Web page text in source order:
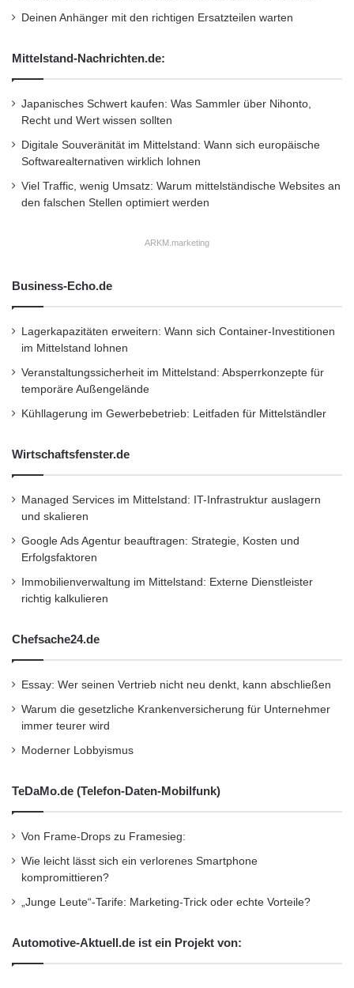
Sprache kommt.
Dass neben aller Business-Professionalität
zeigten sowohl diverse Fachpresse-
Konferenzen, das Aussteller-Forum (1.180
Besucher!) und besonders die erstmalige
Verleihung des handling Award in drei
anspruchsvollen Aufgabe gerecht werden, aus
90 Bewerbungen von 85 einreichenden
Unternehmen die preiswürdigen Produkte
auszuwählen. In der Kategorie I „Innovative
Rau Ortner GmbH, gomtec GmbH und Terex
MHPS GmbH, und in der Kategorie II
Steinbichler Optik das Rennen (jeweils in der
Reihenfolge Platz 1,2 und, 3). Den „Ehrenpreis
für das Lebenswerk“ erhielt der Selfmade-
TOX®PRESSOTECHNIK, der im Zeitraum von
heute über 1.000 Beschäftigten aufbaute.
Die internationalen Fachmessen Motek und
Bondexpo bildeten einen würdigen Rahmen
Übrigen auch ein eindrucksvolles Spiegelbild
für die enorme Innovationsfähigkeit der
Branche darstell(t)en. Dies ist durchaus als
Verpflichtung und Ansporn zum Mitmachen zu
Bondexpo sind bereits terminiert. Sie finden
vom 05. – 08. Oktober 2015 wieder in
Deinen Anhänger mit den richtigen Ersatzteilen warten
Mittelstand-Nachrichten.de:
Japanisches Schwert kaufen: Was Sammler über Nihonto,
Recht und Wert wissen sollten
Digitale Souveränität im Mittelstand: Wann sich europäische
Softwarealternativen wirklich lohnen
Viel Traffic, wenig Umsatz: Warum mittelständische Websites an
den falschen Stellen optimiert werden
ARKM.marketing
Business-Echo.de
Lagerkapazitäten erweitern: Wann sich Container-Investitionen
im Mittelstand lohnen
Veranstaltungssicherheit im Mittelstand: Absperrkonzepte für
temporäre Außengelände
Kühllagerung im Gewerbebetrieb: Leitfaden für Mittelständler
Wirtschaftsfenster.de
Managed Services im Mittelstand: IT-Infrastruktur auslagern
und skalieren
Google Ads Agentur beauftragen: Strategie, Kosten und
Erfolgsfaktoren
Immobilienverwaltung im Mittelstand: Externe Dienstleister
richtig kalkulieren
Chefsache24.de
Essay: Wer seinen Vertrieb nicht neu denkt, kann abschließen
Warum die gesetzliche Krankenversicherung für Unternehmer
immer teurer wird
Moderner Lobbyismus
TeDaMo.de (Telefon-Daten-Mobilfunk)
Von Frame-Drops zu Framesieg:
Wie leicht lässt sich ein verlorenes Smartphone
kompromittieren?
„Junge Leute“-Tarife: Marketing-Trick oder echte Vorteile?
Automotive-Aktuell.de ist ein Projekt von: